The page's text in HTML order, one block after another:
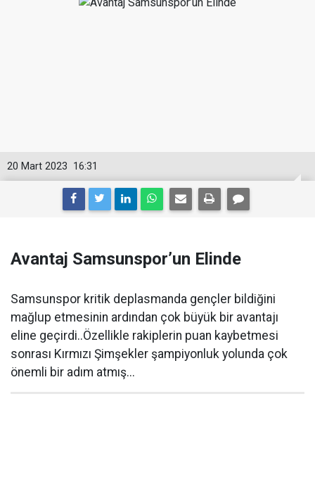
16:31
20 Mart 2023
Avantaj Samsunspor’un Elinde
Samsunspor kritik deplasmanda gençler bildiğini
mağlup etmesinin ardından çok büyük bir avantajı
eline geçirdi..Özellikle rakiplerin puan kaybetmesi
sonrası Kırmızı Şimşekler şampiyonluk yolunda çok
önemli bir adım atmış...